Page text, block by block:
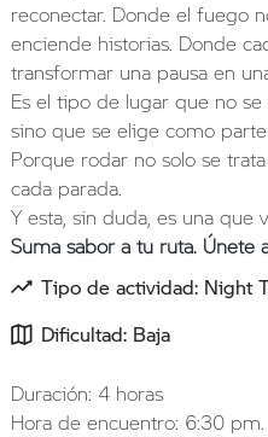
reconectar. Donde el fuego
enciende historias. Donde
transformar una pausa en
Es el tipo de lugar que no
sino que se elige como
Porque rodar no solo se
cada parada.
Y esta, sin duda, es una que
Suma sabor a tu ruta. Únete
Tipo de actividad: Night
Dificultad: Baja
Duración: 4 horas
Hora de encuentro: 6:30 pm.